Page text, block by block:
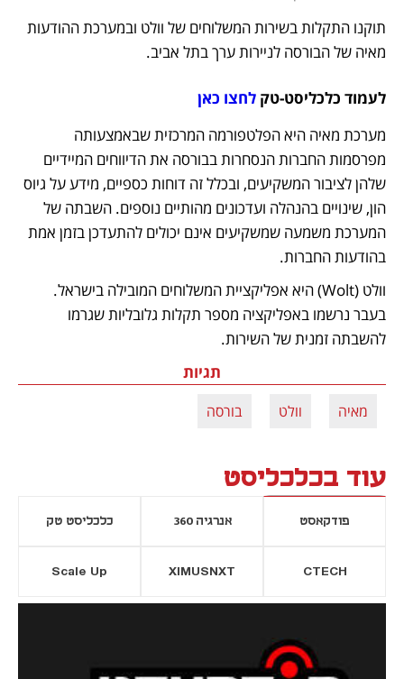
מאיה של הבורסה לניירות ערך בתל אביב.
לעמוד כלכליסט-טק לחצו כאן
בהודעות החברות.
להשבתה זמנית של השירות.
תגיות
מאיה וולט בורסה
עוד בכלכליסט
פודקאסט אנרגיה 360 כלכליסט טק
CTECH
XIMUSNXT
Scale Up
נפתח בכרטיסייה חדשה חדשה